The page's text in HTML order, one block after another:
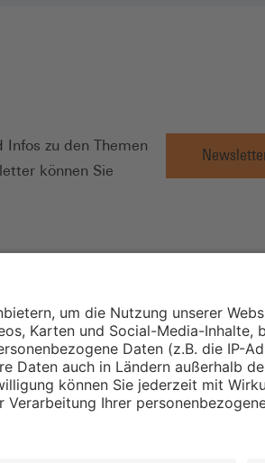
Infos zu den Themen
können Sie